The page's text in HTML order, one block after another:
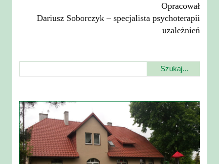
Opracował
Dariusz Soborczyk – specjalista psychoterapii
uzależnień